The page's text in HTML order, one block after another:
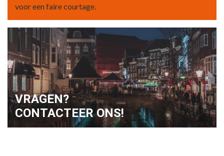
voor een faire courtage.
VRAGEN?
CONTACTEER ONS!